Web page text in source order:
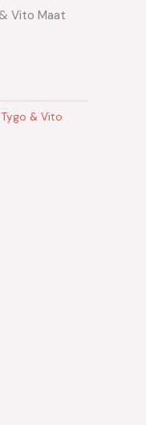
Vito Maat
Tygo & Vito